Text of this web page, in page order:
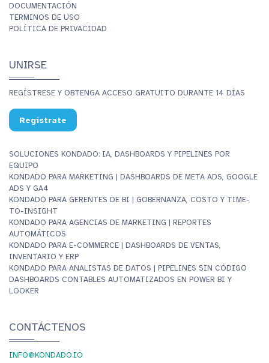
DOCUMENTACIÓN
TERMINOS DE USO
POLÍTICA DE PRIVACIDAD
UNIRSE
REGÍSTRESE Y OBTENGA ACCESO GRATUITO DURANTE 14 DÍAS
Regístrate
SOLUCIONES KONDADO: IA, DASHBOARDS Y PIPELINES POR
EQUIPO
KONDADO PARA MARKETING | DASHBOARDS DE META ADS, GOOGLE
ADS Y GA4
KONDADO PARA GERENTES DE BI | GOBERNANZA, COSTO Y TIME-
TO-INSIGHT
KONDADO PARA AGENCIAS DE MARKETING | REPORTES
AUTOMÁTICOS
KONDADO PARA E-COMMERCE | DASHBOARDS DE VENTAS,
INVENTARIO Y ERP
KONDADO PARA ANALISTAS DE DATOS | PIPELINES SIN CÓDIGO
DASHBOARDS CONTABLES AUTOMATIZADOS EN POWER BI Y
LOOKER
CONTÁCTENOS
INFO@KONDADO.IO